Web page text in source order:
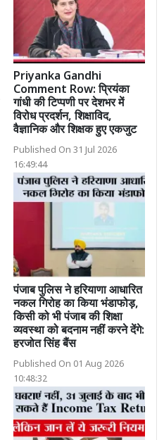
Priyanka Gandhi
Comment Row: प्रियंका
गांधी की टिप्पणी पर देशभर में
विरोध प्रदर्शन, शिक्षाविद,
वैज्ञानिक और शिक्षक हुए एकजुट
Published On 31 Jul 2026
16:49:44
पंजाब पुलिस ने हरियाणा आधारित
नकल गिरोह का किया भंडाफोड़,
किसी को भी पंजाब की शिक्षा
व्यवस्था को बदनाम नहीं करने देंगे:
हरजोत सिंह बैंस
Published On 01 Aug 2026
10:48:32